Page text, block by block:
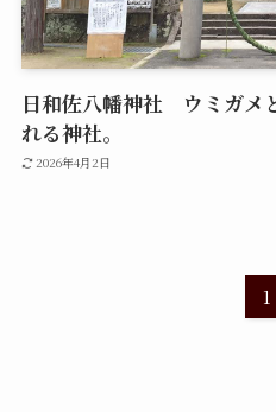
日和佐八幡神社 ウミガメ
れる神社。
2026年4月2日
1